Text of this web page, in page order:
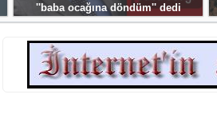
''baba ocağına döndüm'' dedi